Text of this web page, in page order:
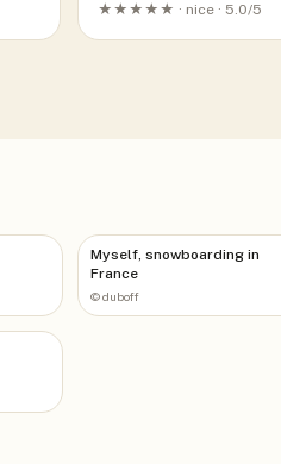
★★★★★ · nice · 5.0/5
Myself, snowboarding in
France
©duboff